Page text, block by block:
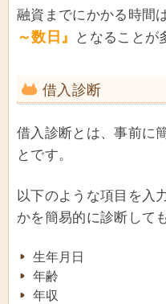
融資までにかかる時間
～数日』
となることが
借入診断
借入診断とは、事前に
とです。
以下のような項目を入
かを簡易的に診断して
生年月日
年齢
年収